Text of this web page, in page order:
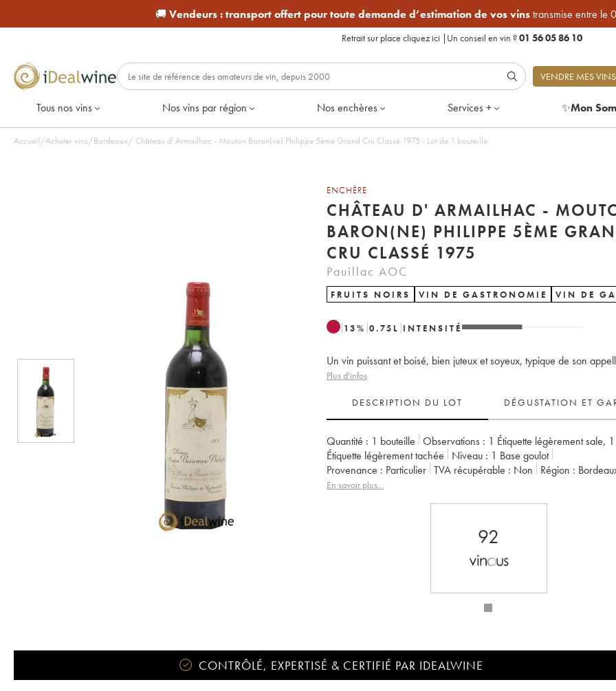
🚚 Vendeurs :transport offert pour toute demande d’estimation de vos vinstransmise entre le
Retrait sur place cliquez ici | Un conseil en vin ?01 56 05 86 10
VENDRE MES VINS
Tous nos vins Nos vins par région Nos enchères Services + ✨Mon
Accueil/Acheter vins/Bordeaux/ Château d' Armailhac - Mouton Baron(ne) Philippe 5ème Grand Cru Classé 1975 - Lot de 1 bouteille
ENCHÈRE
CHÂTEAU D' ARMAILHAC -
BARON(NE) PHILIPPE 5ÈME
CRU CLASSÉ 1975
Pauillac AOC
FRUITS NOIRS VIN DE GASTRONOMIE VIN DE
13% 0.75 L INTENSITÉ
Un vin puissant et boisé, bien juteux et soyeux, typique de son
Plus d'infos
DESCRIPTION DU LOT DÉGUSTATION ET
Quantité : 1 bouteille Observations : 1 Étiquette légèrement sale, 1
Étiquette légèrement tachée
Niveau : 1 Base goulot
Provenance : particulier TVA récupérable : non Région :
Appellation :
En savoir plus...
92
CONTRÔLÉ, EXPERTISÉ & CERTIFIÉ PAR IDEALWINE